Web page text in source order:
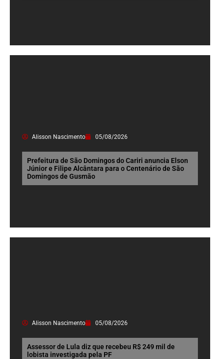
Alisson Nascimento 05/08/2026
Prefeitura de São Domingos do Cariri anuncia Elson
Júnior e Filipe Alcântara para o Centenário de São
Domingos de Gusmão
Alisson Nascimento 05/08/2026
Assessor de Lula diz que recebeu R$ 249 mil de
lobista investigada pela PF